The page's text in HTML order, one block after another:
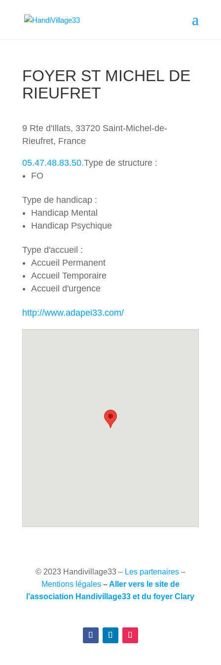
FOYER ST MICHEL DE
RIEUFRET
9 Rte d'Illats, 33720 Saint-Michel-de-
Rieufret, France
05.47.48.83.50.Type de structure :
FO
Type de handicap :
Handicap Mental
Handicap Psychique
Type d'accueil :
Accueil Permanent
Accueil Temporaire
Accueil d'urgence
http://www.adapei33.com/
© 2023 Handivillage33– Les partenaires–
Mentions légales –Aller vers le site de
l’association Handivillage33 et du foyer Clary